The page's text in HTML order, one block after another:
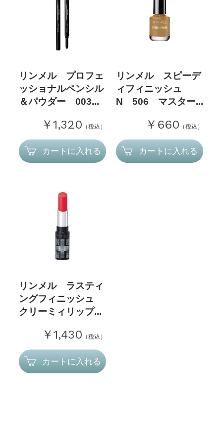
リンメル プロフェ
ッショナルペンシル
＆パウダー 003...
￥1,320 （税込）
カートに入れる
リンメル スピーデ
ィフィニッシュ
N 506 マスター...
￥660 （税込）
カートに入れる
リンメル ラスティ
ングフィニッシュ
クリーミィリップ...
￥1,430 （税込）
カートに入れる